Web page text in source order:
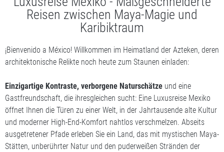
Reisen zwischen Maya-Magie und
Karibiktraum
¡Bienvenido a México! Willkommen im Heimatland der Azteken, deren
architektonische Relikte noch heute zum Staunen einladen:
Einzigartige Kontraste, verborgene Naturschätze und eine
Gastfreundschaft, die ihresgleichen sucht: Eine Luxusreise Mexiko
öffnet Ihnen die Türen zu einer Welt, in der Jahrtausende alte Kultur
und moderner High-End-Komfort nahtlos verschmelzen. Abseits
ausgetretener Pfade erleben Sie ein Land, das mit mystischen Maya-
Stätten, unberührter Natur und den puderweißen Stränden der